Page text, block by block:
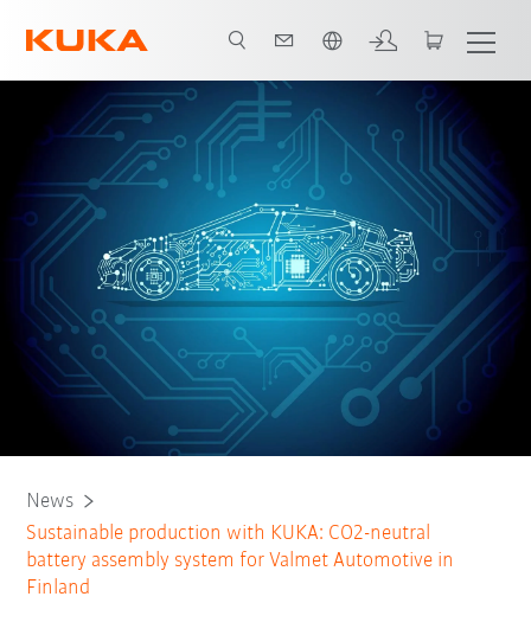
News
Sustainable production with KUKA: CO2-neutral
battery assembly system for Valmet Automotive in
Finland